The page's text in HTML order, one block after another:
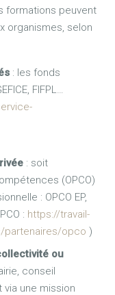
formations peuvent
organismes, selon
: les fonds
FIFPL…
: soit
(OPCO)
: OPCO EP,
: https://travail-
partenaires/opco )
ou
conseil
une mission